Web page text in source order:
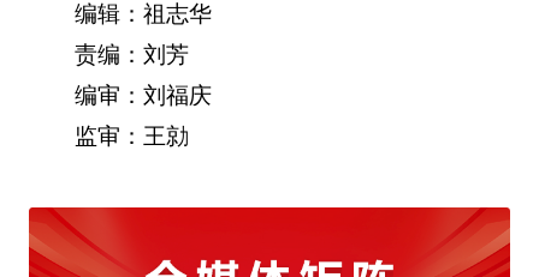
编辑：祖志华
责编：刘芳
编审：刘福庆
监审：王勍